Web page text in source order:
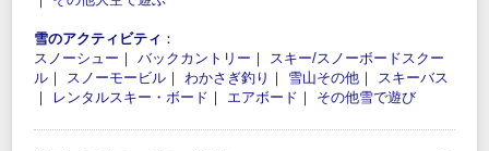
雪のアクティビティ ：
スノーシュー ｜ バックカントリー ｜ スキー/スノーボードスクー
ル ｜ スノーモービル ｜ わかさぎ釣り ｜ 雪山その他 ｜ スキーバス
｜
レンタルスキー・ボード ｜ エアボード ｜ その他雪で遊び